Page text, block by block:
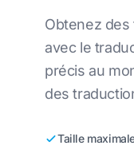
portugais
le français
l'allemand
japonais
Obtenez
avec le
précis au
des
Taille